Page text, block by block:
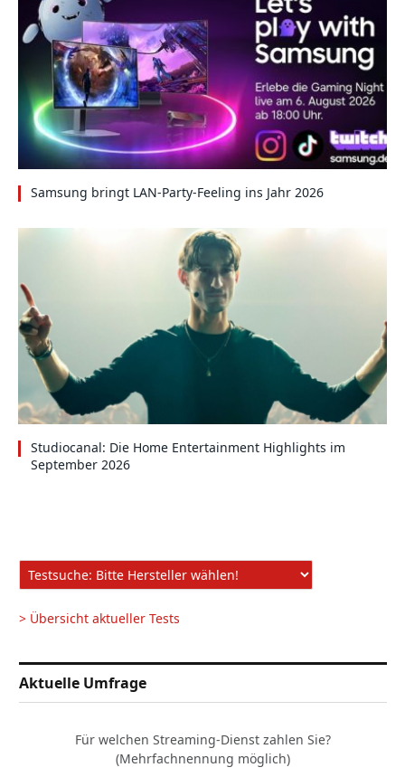
Samsung bringt LAN-Party-Feeling ins Jahr 2026
Studiocanal: Die Home Entertainment Highlights im
September 2026
> Übersicht aktueller Tests
Aktuelle Umfrage
Für welchen Streaming-Dienst zahlen Sie?
(Mehrfachnennung möglich)